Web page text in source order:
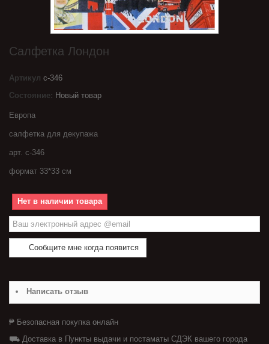
Салфетка Лондон
Артикул с-346
Состояние: Новый товар
Европа
салфетка для декупажа
арт. с-346
формат 33*33 см
Нет в наличии товара
Сообщите мне когда появится
Написать отзыв
₱ Безопасная покупка онлайн
⛟ Доставка в Пункты выдачи и постаматы СДЭК вашего города